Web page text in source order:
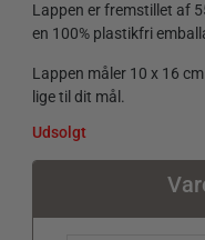
Lappen er fremstillet af
en 100% plastikfri
Lappen måler 10 x 16
lige til dit mål.
Udsolgt